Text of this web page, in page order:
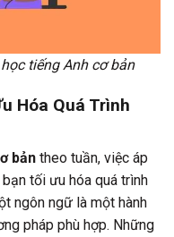
tiếng Anh cơ bản
Hóa Quá Trình
bản theo tuần, việc áp
tối ưu hóa quá trình
ngôn ngữ là một hành
pháp phù hợp. Những